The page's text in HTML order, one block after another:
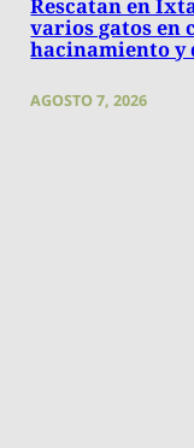
Rescatan en
varios gatos en
hacinamiento
AGOSTO 7, 2026